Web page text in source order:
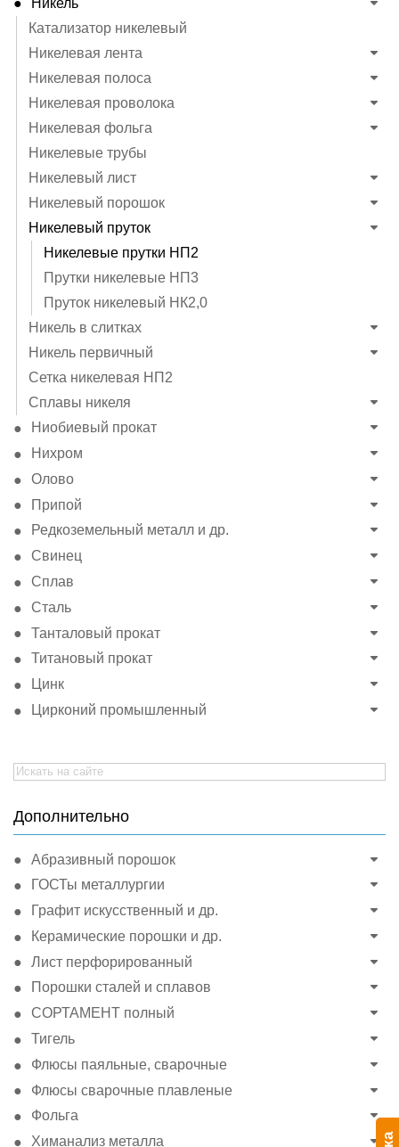
Катализатор никелевый
Никелевая лента
Никелевая полоса
Никелевая проволока
Никелевая фольга
Никелевые трубы
Никелевый лист
Никелевый порошок
Никелевый пруток
Никелевые прутки НП2
Прутки никелевые НП3
Пруток никелевый НК2,0
Никель в слитках
Никель первичный
Сетка никелевая НП2
Сплавы никеля
Ниобиевый прокат
Нихром
Олово
Припой
Редкоземельный металл и др.
Свинец
Сплав
Сталь
Танталовый прокат
Титановый прокат
Цинк
Цирконий промышленный
Search
for:
Дополнительно
Абразивный порошок
ГОСТы металлургии
Графит искусственный и др.
Керамические порошки и др.
Лист перфорированный
Порошки сталей и сплавов
СОРТАМЕНТ полный
Тигель
Флюсы паяльные, сварочные
Флюсы сварочные плавленые
Фольга
Химанализ металла